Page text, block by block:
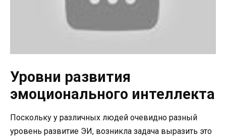
Уровни развития
эмоционального интеллекта
Поскольку у различных людей очевидно разный
уровень развитие ЭИ, возникла задача выразить это